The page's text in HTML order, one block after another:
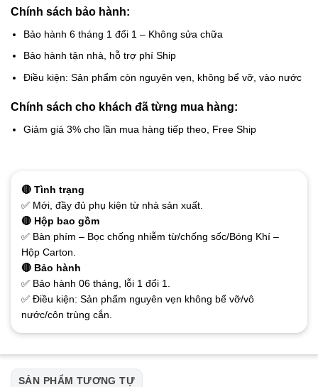
Chính sách bảo hành:
Bảo hành 6 tháng 1 đổi 1 – Không sửa chữa
Bảo hành tận nhà, hỗ trợ phí Ship
Điều kiện: Sản phẩm còn nguyên vẹn, không bể vỡ, vào nước
Chính sách cho khách đã từng mua hàng:
Giảm giá 3% cho lần mua hàng tiếp theo, Free Ship
🔴 Tình trạng
✅ Mới, đầy đủ phụ kiện từ nhà sản xuất.
🔴 Hộp bao gồm
✅ Bàn phím – Bọc chống nhiễm từ/chống sốc/Bóng Khí –
Hộp Carton.
🔴 Bảo hành
✅ Bảo hành 06 tháng, lỗi 1 đổi 1.
✅ Điều kiện: Sản phẩm nguyên vẹn không bể vỡ/vô
nước/côn trùng cắn.
SẢN PHẨM TƯƠNG TỰ